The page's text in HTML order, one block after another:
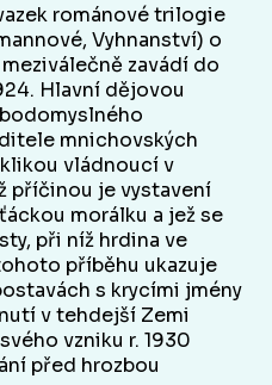
románové trilogie
Vyhnanství) o
zavádí do
Hlavní dějovou
mnichovských
vládnoucí v
příčinou je vystavení
morálku a jež se
při níž hrdina ve
příběhu ukazuje
s krycími jmény
v tehdejší Zemi
vzniku r. 1930
před hrozbou